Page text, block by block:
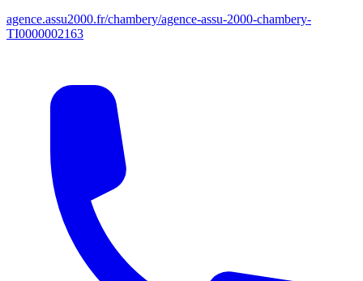
agence.assu2000.fr/chambery/agence-assu-2000-chambery-
TI0000002163